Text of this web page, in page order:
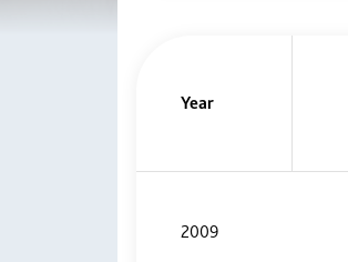
Year
2009